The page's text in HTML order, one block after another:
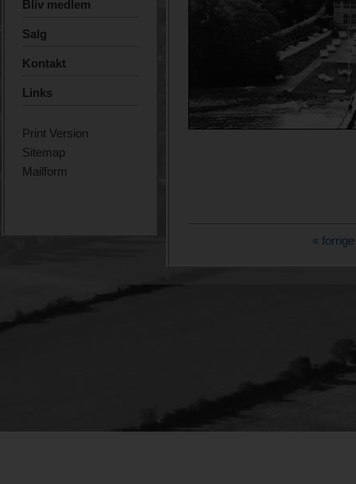
Bliv medlem
Salg
Kontakt
Links
Print Version
Sitemap
Mailform
« forrige